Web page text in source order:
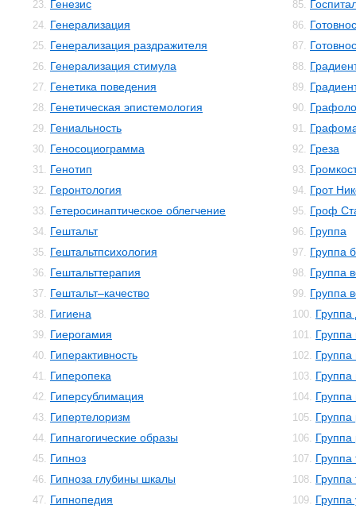
23. Генезис
24. Генерализация
25. Генерализация раздражителя
26. Генерализация стимула
27. Генетика поведения
28. Генетическая эпистемология
29. Гениальность
30. Геносоциограмма
31. Генотип
32. Геронтология
33. Гетеросинаптическое облегчение
34. Гештальт
35. Гештальтпсихология
36. Гештальттерапия
37. Гештальт–качество
38. Гигиена
39. Гиерогамия
40. Гиперактивность
41. Гиперопека
42. Гиперсублимация
43. Гипертелоризм
44. Гипнагогические образы
45. Гипноз
46. Гипноза глубины шкалы
47. Гипнопедия
85.
86.
87.
88.
89.
90.
91.
92. Греза
93.
94. Грот
95. Гроф
96. Группа
97. Группа
98. Группа
99. Группа
100.
101. Группа
102.
103.
104.
105. Группа
106.
107. Группа
108. Группа
109. Группа